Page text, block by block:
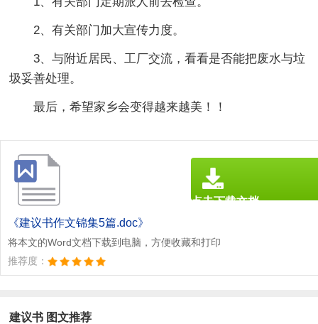
2、有关部门加大宣传力度。
3、与附近居民、工厂交流，看看是否能把废水与垃
圾妥善处理。
最后，希望家乡会变得越来越美！！
《建议书作文锦集5篇.doc》
将本文的Word文档下载到电脑，方便收藏和打印
推荐度：
点击下载文档
建议书 图文推荐